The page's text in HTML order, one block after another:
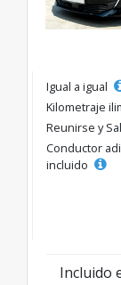
Igual a igual
Kilometraje
Reunirse y
Conductor
incluido
Incluido